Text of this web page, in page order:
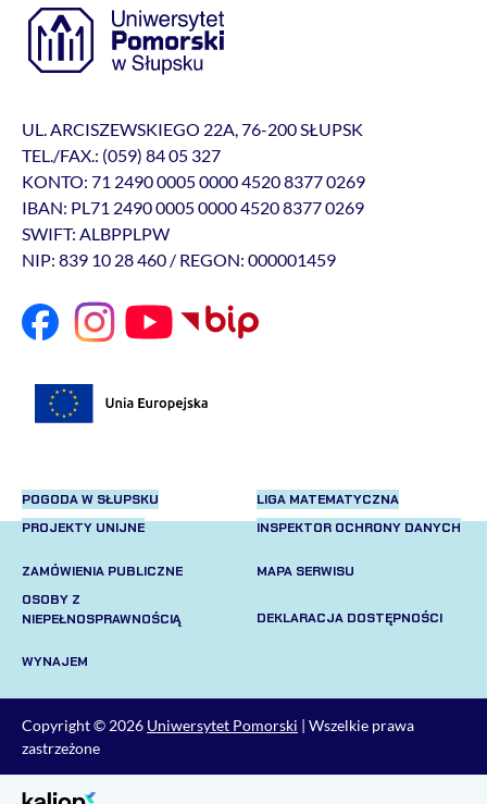
UL. ARCISZEWSKIEGO 22A, 76-200 SŁUPSK
TEL./FAX.: (059) 84 05 327
KONTO: 71 2490 0005 0000 4520 8377 0269
IBAN: PL71 2490 0005 0000 4520 8377 0269
SWIFT: ALBPPLPW
NIP: 839 10 28 460 / REGON: 000001459
POGODA W SŁUPSKU
PROJEKTY UNIJNE
LIGA MATEMATYCZNA
INSPEKTOR OCHRONY DANYCH
ZAMÓWIENIA PUBLICZNE
OSOBY Z
NIEPEŁNOSPRAWNOŚCIĄ
MAPA SERWISU
DEKLARACJA DOSTĘPNOŚCI
WYNAJEM
Copyright © 2026 Uniwersytet Pomorski | Wszelkie prawa
zastrzeżone